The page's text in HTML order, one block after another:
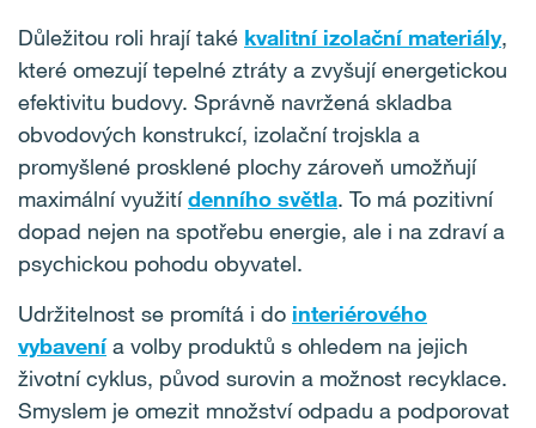
Důležitou roli hrají také kvalitní izolační materiály,
které omezují tepelné ztráty a zvyšují energetickou
efektivitu budovy. Správně navržená skladba
obvodových konstrukcí, izolační trojskla a
promyšlené prosklené plochy zároveň umožňují
maximální využitídenního světla. To má pozitivní
dopad nejen na spotřebu energie, ale i na zdraví a
psychickou pohodu obyvatel.
Udržitelnost se promítá i do interiérového
vybavenía volby produktů s ohledem na jejich
životní cyklus, původ surovin a možnost recyklace.
Smyslem je omezit množství odpadu a podporovat